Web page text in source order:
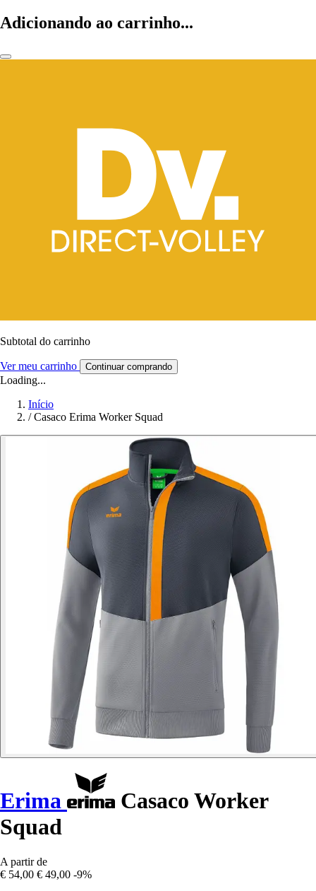
Adicionando ao carrinho...
Subtotal do carrinho
Ver meu carrinho Continuar comprando
Loading...
Início
/ Casaco Erima Worker Squad
Erima
Casaco Worker
Squad
A partir de
€ 54,00 € 49,00 -9%